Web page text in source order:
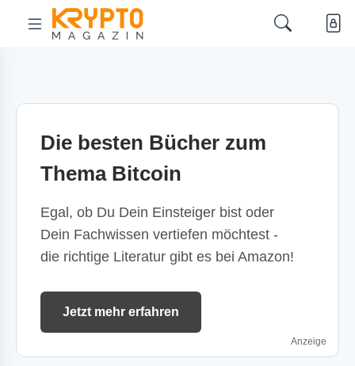
Die besten Bücher zum
Thema Bitcoin
Egal, ob Du Dein Einsteiger bist oder
Dein Fachwissen vertiefen möchtest -
die richtige Literatur gibt es bei Amazon!
Jetzt mehr erfahren
Anzeige